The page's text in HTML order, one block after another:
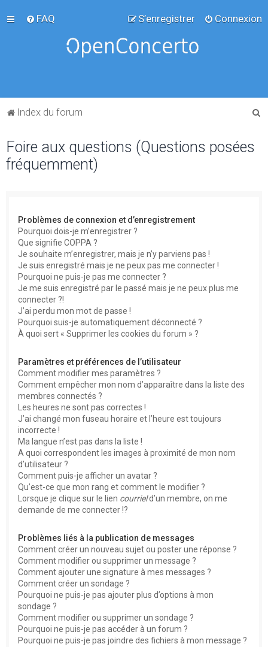
FAQ Connexion
S’enregistrer
Index du forum
Foire aux questions (Questions posées
fréquemment)
Problèmes de connexion et d’enregistrement
Pourquoi dois-je m’enregistrer ?
Que signifie COPPA ?
Je souhaite m’enregistrer, mais je n’y parviens pas !
Je suis enregistré mais je ne peux pas me connecter !
Pourquoi ne puis-je pas me connecter ?
Je me suis enregistré par le passé mais je ne peux plus me
connecter ?!
J’ai perdu mon mot de passe !
Pourquoi suis-je automatiquement déconnecté ?
À quoi sert « Supprimer les cookies du forum » ?
Paramètres et préférences de l’utilisateur
Comment modifier mes paramètres ?
Comment empêcher mon nom d’apparaître dans la liste des
membres connectés ?
Les heures ne sont pas correctes !
J’ai changé mon fuseau horaire et l’heure est toujours
incorrecte !
Ma langue n’est pas dans la liste !
A quoi correspondent les images à proximité de mon nom
d’utilisateur ?
Comment puis-je afficher un avatar ?
Qu’est-ce que mon rang et comment le modifier ?
Lorsque je clique sur le lien courrield’un membre, on me
demande de me connecter !?
Problèmes liés à la publication de messages
Comment créer un nouveau sujet ou poster une réponse ?
Comment modifier ou supprimer un message ?
Comment ajouter une signature à mes messages ?
Comment créer un sondage ?
Pourquoi ne puis-je pas ajouter plus d’options à mon
sondage ?
Comment modifier ou supprimer un sondage ?
Pourquoi ne puis-je pas accéder à un forum ?
Pourquoi ne puis-je pas joindre des fichiers à mon message ?